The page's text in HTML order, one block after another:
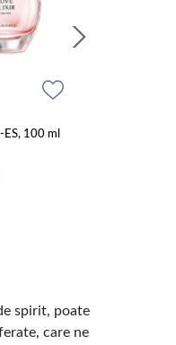
100 ml
spirit, poate
care ne